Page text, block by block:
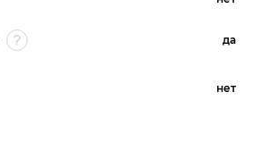
да
нет